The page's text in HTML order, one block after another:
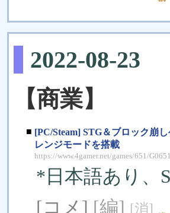
2022-08-23
【商業】
■ [PC/Steam] STG＆ブロック崩
レンジモードを搭載
https://www.4gamer.net/games/651/
*日本語あり、
[コメ] [編] [消]